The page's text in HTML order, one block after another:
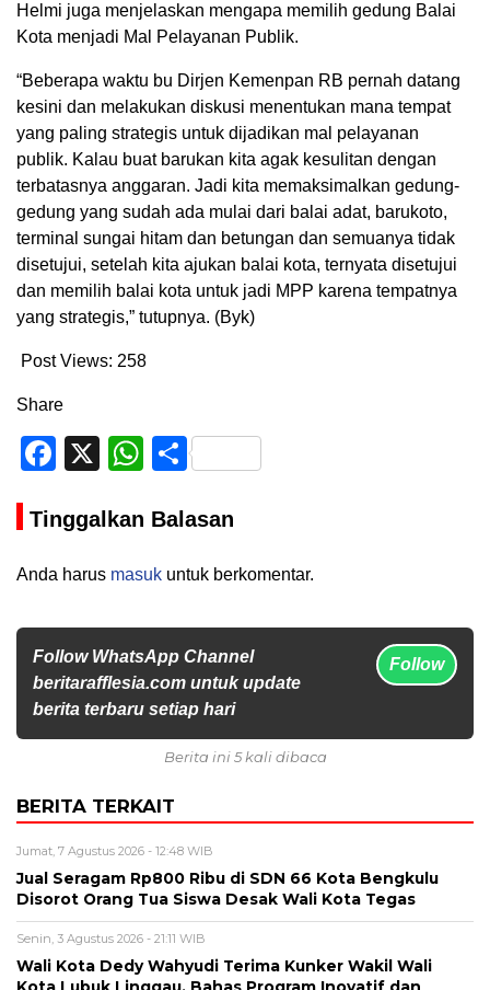
Helmi juga menjelaskan mengapa memilih gedung Balai
Kota menjadi Mal Pelayanan Publik.
“Beberapa waktu bu Dirjen Kemenpan RB pernah datang
kesini dan melakukan diskusi menentukan mana tempat
yang paling strategis untuk dijadikan mal pelayanan
publik. Kalau buat barukan kita agak kesulitan dengan
terbatasnya anggaran. Jadi kita memaksimalkan gedung-
gedung yang sudah ada mulai dari balai adat, barukoto,
terminal sungai hitam dan betungan dan semuanya tidak
disetujui, setelah kita ajukan balai kota, ternyata disetujui
dan memilih balai kota untuk jadi MPP karena tempatnya
yang strategis,” tutupnya. (Byk)
Post Views: 258
Share
Facebook
X WhatsApp
Share
Tinggalkan Balasan
Anda harus masuk untuk berkomentar.
Follow WhatsApp Channel
beritarafflesia.com untuk update
berita terbaru setiap hari
Follow
Berita ini 5 kali dibaca
BERITA TERKAIT
Jumat, 7 Agustus 2026 - 12:48 WIB
Jual Seragam Rp800 Ribu di SDN 66 Kota Bengkulu
Disorot Orang Tua Siswa Desak Wali Kota Tegas
Senin, 3 Agustus 2026 - 21:11 WIB
Wali Kota Dedy Wahyudi Terima Kunker Wakil Wali